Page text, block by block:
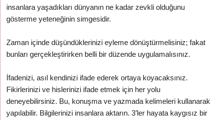
insanlara yaşadıkları dünyanın ne kadar zevkli olduğunu
gösterme yeteneğinin simgesidir.
Zaman içinde düşündüklerinizi eyleme dönüştürmelisiniz; fakat
bunları gerçekleştirirken belli bir düzende uygulamalısınız.
İfadenizi, asıl kendinizi ifade ederek ortaya koyacaksınız.
Fikirlerinizi ve hislerinizi ifade etmek için her yolu
deneyebilirsiniz. Bu, konuşma ve yazmada kelimeleri kullanarak
yapılabilir. Bilgilerinizi insanlara aktarın. 3’ler hayata kaygısız bir